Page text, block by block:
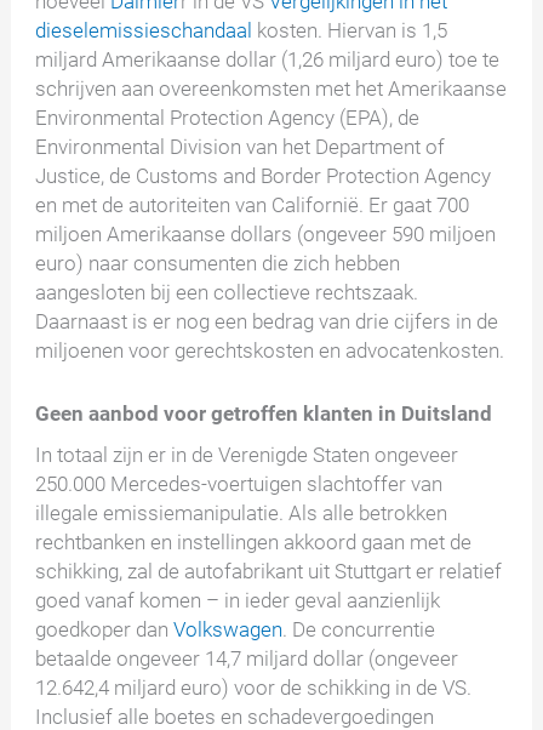
dieselemissieschandaal kosten. Hiervan is 1,5
miljard Amerikaanse dollar (1,26 miljard euro) toe te
schrijven aan overeenkomsten met het Amerikaanse
Environmental Protection Agency (EPA), de
Environmental Division van het Department of
Justice, de Customs and Border Protection Agency
en met de autoriteiten van Californië. Er gaat 700
miljoen Amerikaanse dollars (ongeveer 590 miljoen
euro) naar consumenten die zich hebben
aangesloten bij een collectieve rechtszaak.
Daarnaast is er nog een bedrag van drie cijfers in de
miljoenen voor gerechtskosten en advocatenkosten.
Geen aanbod voor getroffen klanten in Duitsland
In totaal zijn er in de Verenigde Staten ongeveer
250.000 Mercedes-voertuigen slachtoffer van
illegale emissiemanipulatie. Als alle betrokken
rechtbanken en instellingen akkoord gaan met de
schikking, zal de autofabrikant uit Stuttgart er relatief
goed vanaf komen – in ieder geval aanzienlijk
goedkoper danVolkswagen . De concurrentie
betaalde ongeveer 14,7 miljard dollar (ongeveer
12.642,4 miljard euro) voor de schikking in de VS.
Inclusief alle boetes en schadevergoedingen